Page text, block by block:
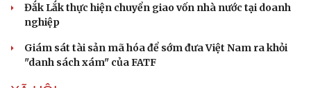
Đắk Lắk thực hiện chuyển giao vốn nhà nước tại doanh
nghiệp
Giám sát tài sản mã hóa để sớm đưa Việt Nam ra khỏi
"danh sách xám" của FATF